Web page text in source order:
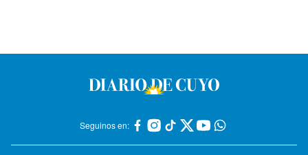
Seguinos en: